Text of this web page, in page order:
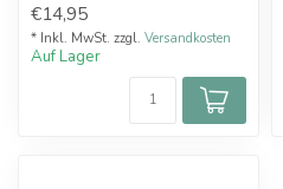
PCTG, kom...
€14,95
* Inkl. MwSt. zzgl. Versandkosten
Auf Lager